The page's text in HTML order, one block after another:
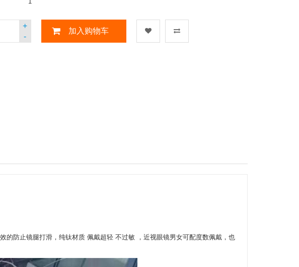
-
+
加入购物车
防止镜腿打滑，纯钛材质 佩戴超轻 不过敏 ，近视眼镜男女可配度数佩戴，也